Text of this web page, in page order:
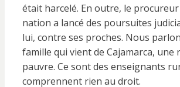
était harcelé. En outre, le
nation a lancé des poursuites
lui, contre ses proches. Nous
famille qui vient de Cajamarca, une
pauvre. Ce sont des enseignants
comprennent rien au droit.